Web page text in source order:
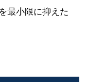
最小限に抑えた